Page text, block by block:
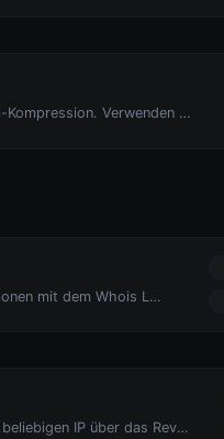
Optimieren Sie Ihre Website mit Brotli-Kompression. Verwenden Sie das Brotli Checker Tool von Uptime4, um zu überprüfen, ob Ihre Seite diesen fortschrittlichen Algorithmus für schnellere Ladegeschwindigkeiten verwendet.
Rufen Sie detaillierte Domaininformationen mit dem Whois Lookup Tool von Uptime4 ab. Entdecken Sie Eigentümerdetails, Registrar-Informationen, Ablaufdaten und stärken Sie die Cybersicherheit.
Entdecken Sie Domains, die mit einer beliebigen IP über das Reverse-IP-Lookup-Tool von Uptime4 verbunden sind. Ideal für Cybersicherheit, Webhosting-Analyse und SEO-Optimierung.